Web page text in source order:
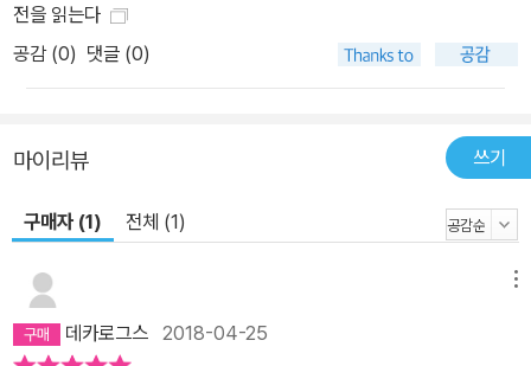
탕으로 발전해 왔는지 추적하고 있다. 특히 고전을 독자들이 직접 대
면하여 읽게 함으로써 누군가의 요약이나 정리가 아닌 사상가와 독자
가 직접 만나는 방법을 택하고 있다. 물론, 처음 고전 읽기에 도전하는
작에서 민주주의 사상과 관련하여 눈여겨봐야 할 중요한 대목들을 놓
치지 않고 발췌하여 보여 줌과 동시에 발췌하지 않은 대목은 어떤 이
야기를 담고 있는지 간략히 요약함으로써 해당 사상가의 저작 전체를
일별할 수 있도록 고려하였다. 또 주요 대목들을 이해하는 데 필요한
해설을 원문 중간중간에 넣음으로써 독자들은 누군가와 함께 강독을
하듯 책을 읽어 갈 수 있다. 더불어 사상가 개인의 생애는 물론 그 사
상이 싹틀 수밖에 없었던 시대적 배경을 자세히 살피고, 이 사상이 전
전을 읽는다
공감 (0) 댓글 (0)
마이리뷰 쓰기
구매자 (1) 전체 (1)
데카로그스 2018-04-25